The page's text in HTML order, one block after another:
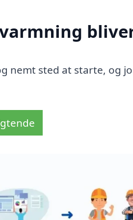
nemt sted at starte, og